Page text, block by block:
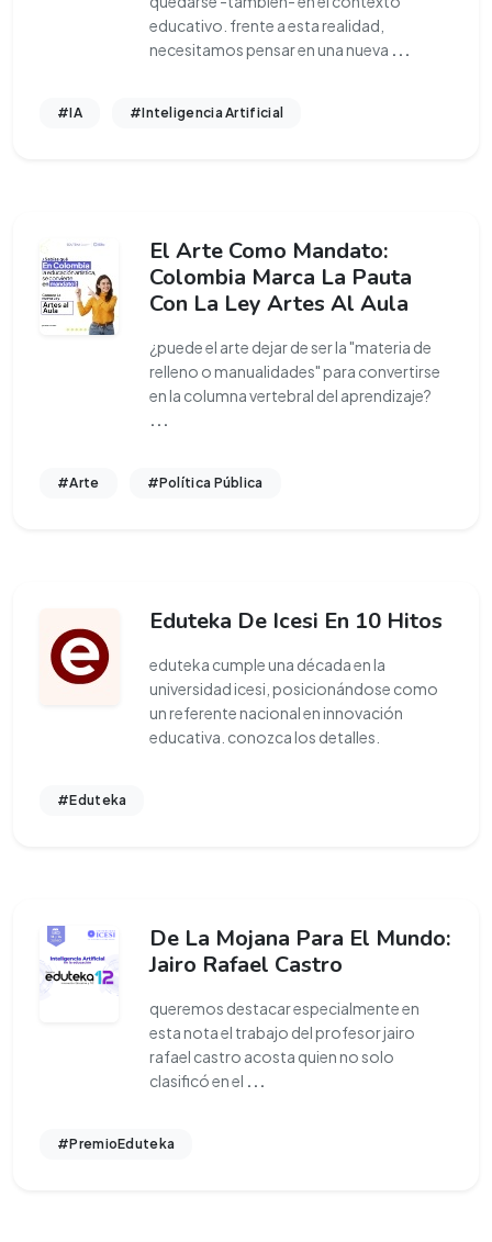
educativo. frente a esta realidad,
necesitamos pensar en una nueva ...
#IA #Inteligencia Artificial
El Arte Como Mandato:
Colombia Marca La Pauta
Con La Ley Artes Al Aula
¿puede el arte dejar de ser la "materia de
relleno o manualidades" para convertirse
en la columna vertebral del aprendizaje?
...
#Arte #Política Pública
Eduteka De Icesi En 10 Hitos
eduteka cumple una década en la
universidad icesi, posicionándose como
un referente nacional en innovación
educativa. conozca los detalles.
#Eduteka
De La Mojana Para El Mundo:
Jairo Rafael Castro
queremos destacar especialmente en
esta nota el trabajo del profesor jairo
rafael castro acosta quien no solo
clasificó en el ...
#PremioEduteka